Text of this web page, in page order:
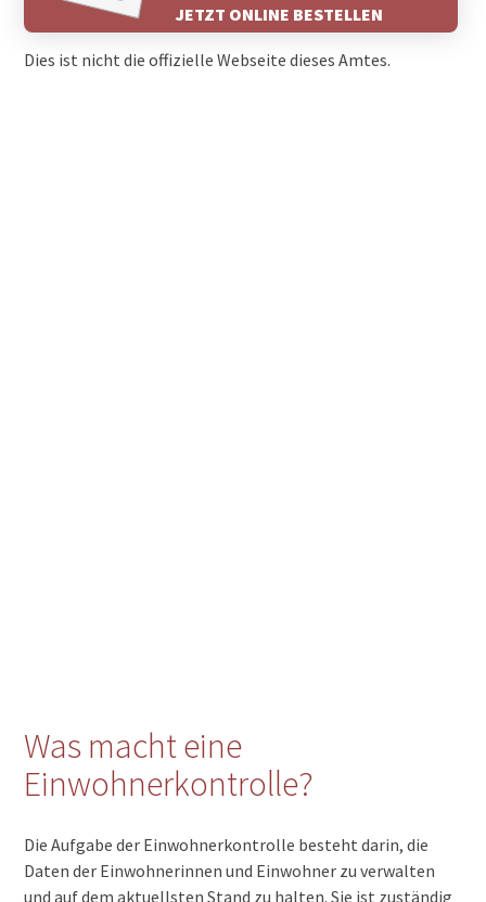
JETZT ONLINE BESTELLEN
Dies ist nicht die offizielle Webseite dieses Amtes.
Was macht eine
Einwohnerkontrolle?
Die Aufgabe der Einwohnerkontrolle besteht darin, die
Daten der Einwohnerinnen und Einwohner zu verwalten
und auf dem aktuellsten Stand zu halten. Sie ist zuständig